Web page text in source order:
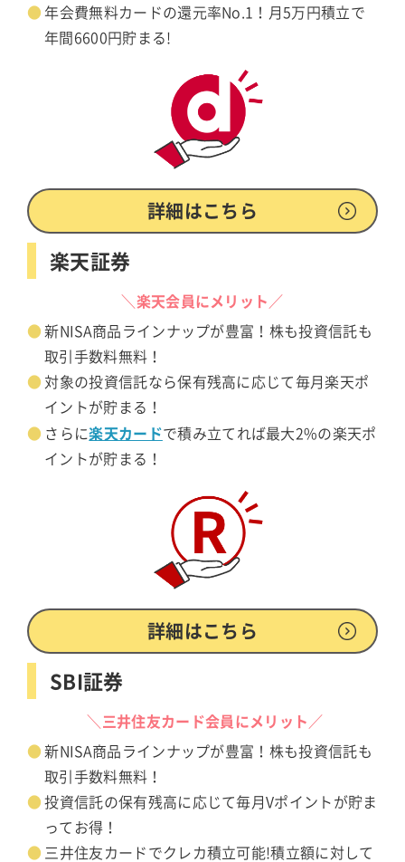
年会費無料カードの還元率No.1！月5万円積立で
年間6600円貯まる!
詳細はこちら
楽天証券
＼楽天会員にメリット／
新NISA商品ラインナップが豊富！株も投資信託も
取引手数料無料！
対象の投資信託なら保有残高に応じて毎月楽天ポ
イントが貯まる！
さらに楽天カードで積み立てれば最大2%の楽天ポ
イントが貯まる！
詳細はこちら
SBI証券
＼三井住友カード会員にメリット／
新NISA商品ラインナップが豊富！株も投資信託も
取引手数料無料！
投資信託の保有残高に応じて毎月Vポイントが貯ま
ってお得！
三井住友カードでクレカ積立可能!積立額に対して